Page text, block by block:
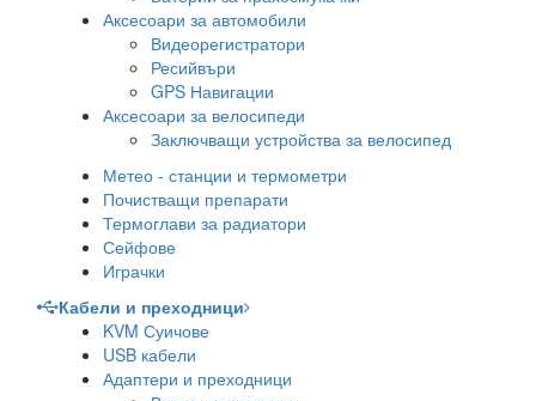
Аксесоари за автомобили
Видеорегистратори
Ресийвъри
GPS Навигации
Аксесоари за велосипеди
Заключващи устройства за велосипед
Метео - станции и термометри
Почистващи препарати
Термоглави за радиатори
Сейфове
Играчки
Кабели и преходници
KVM Суичове
USB кабели
Адаптери и преходници